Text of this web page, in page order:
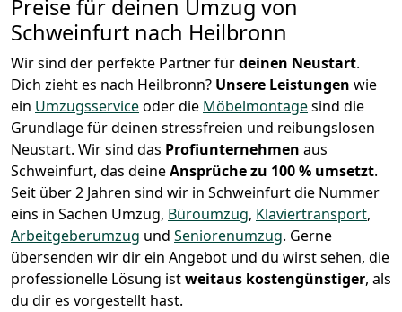
Preise für deinen Umzug von
Schweinfurt nach Heilbronn
Wir sind der perfekte Partner fürdeinen Neustart.
Dich zieht es nach Heilbronn? Unsere Leistungen wie
ein Umzugsserviceoder die Möbelmontagesind die
Grundlage für deinen stressfreien und reibungslosen
Neustart. Wir sind das Profiunternehmen aus
Schweinfurt, das deineAnsprüche zu 100 % umsetzt.
Seit über 2 Jahren sind wir in Schweinfurt die Nummer
eins in Sachen Umzug, Büroumzug, Klaviertransport,
Arbeitgeberumzug und Seniorenumzug. Gerne
übersenden wir dir ein Angebot und du wirst sehen, die
professionelle Lösung istweitaus kostengünstiger, als
du dir es vorgestellt hast.